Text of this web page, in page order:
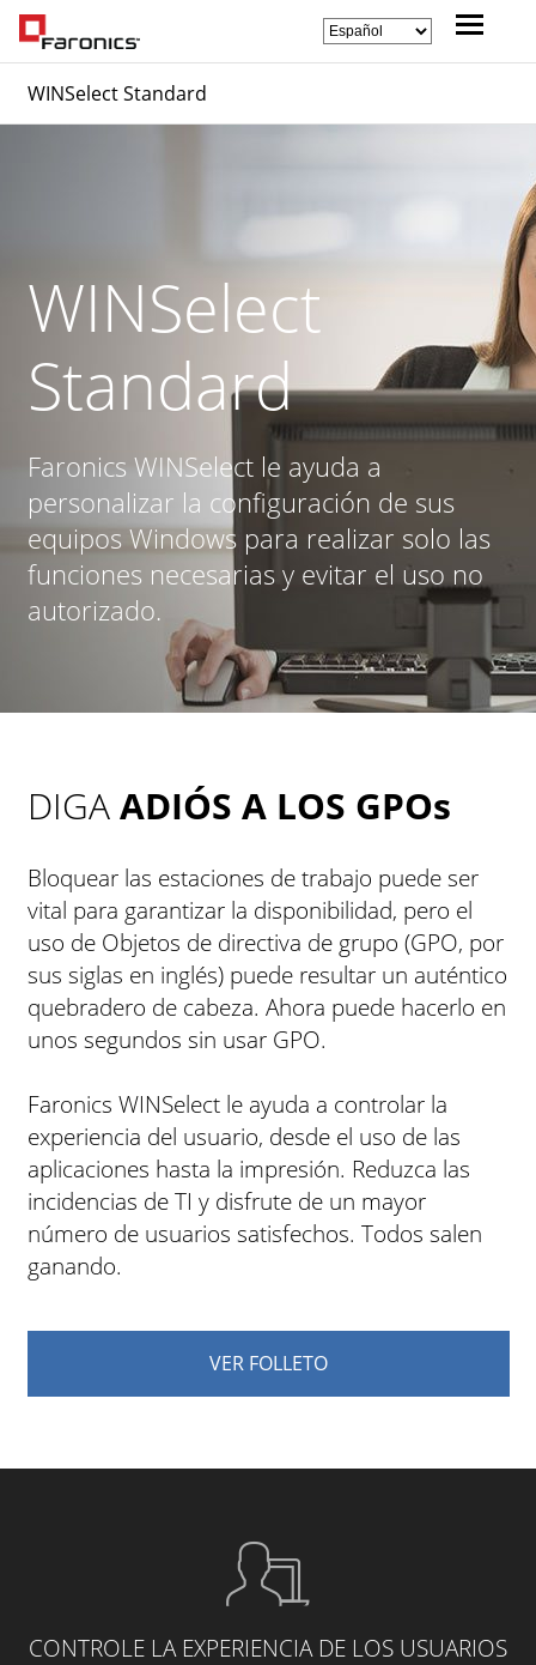
WINSelect Standard
WINSelect
Standard
Faronics WINSelect le ayuda a
personalizar la configuración de sus
equipos Windows para realizar solo las
funciones necesarias y evitar el uso no
autorizado.
DIGAADIÓS A LOS GPOs
Bloquear las estaciones de trabajo puede ser
vital para garantizar la disponibilidad, pero el
uso de Objetos de directiva de grupo (GPO, por
sus siglas en inglés) puede resultar un auténtico
quebradero de cabeza. Ahora puede hacerlo en
unos segundos sin usar GPO.
Faronics WINSelect le ayuda a controlar la
experiencia del usuario, desde el uso de las
aplicaciones hasta la impresión. Reduzca las
incidencias de TI y disfrute de un mayor
número de usuarios satisfechos. Todos salen
ganando.
VER FOLLETO
CONTROLE LA EXPERIENCIA DE LOS USUARIOS